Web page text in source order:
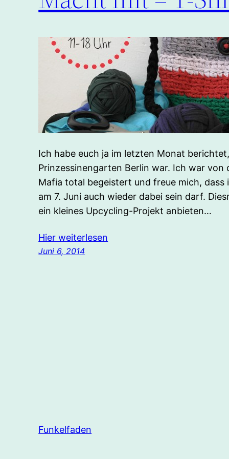
Ich habe euch ja im letzten Monat
Prinzessinengarten Berlin war. Ich war von
Mafia total begeistert und freue mich, dass
am 7. Juni auch wieder dabei sein darf.
ein kleines Upcycling-Projekt anbieten…
Hier weiterlesen
Juni 6, 2014
Funkelfaden